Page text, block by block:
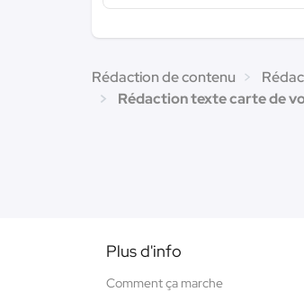
Rédaction de contenu
Rédaction texte carte de
Plus d'info
Comment ça marche